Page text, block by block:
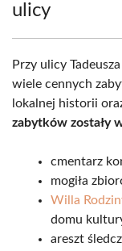
ulicy
Przy ulicy
wiele cennych
lokalnej historii
zabytków zostały
cmentarz
mogiła
Willa
domu
areszt